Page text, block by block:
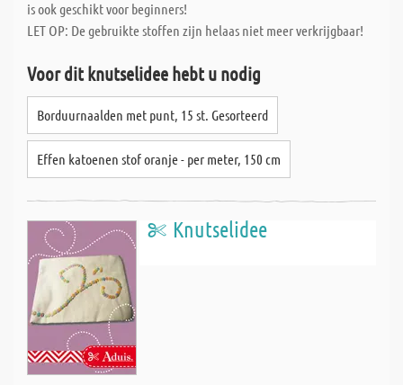
is ook geschikt voor beginners!
LET OP: De gebruikte stoffen zijn helaas niet meer verkrijgbaar!
Voor dit knutselidee hebt u nodig
Borduurnaalden met punt, 15 st. Gesorteerd
Effen katoenen stof oranje - per meter, 150 cm
Knutselidee